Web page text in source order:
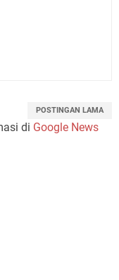
POSTINGAN LAMA
di Google News